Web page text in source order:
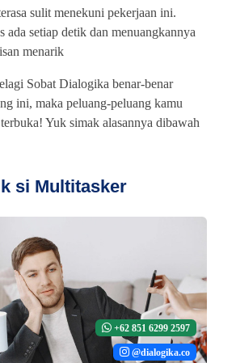
sulit menekuni pekerjaan ini.
ada setiap detik dan menuangkannya
menarik
Sobat Dialogika benar-benar
ini, maka peluang-peluang kamu
Yuk simak alasannya dibawah
si Multitasker
+62 851 6299 2597
@dialogika.co